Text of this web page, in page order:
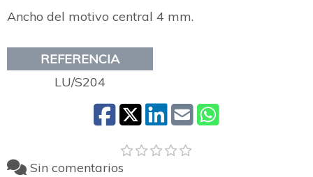
Ancho del motivo central 4 mm.
REFERENCIA
LU/S204
Sin comentarios